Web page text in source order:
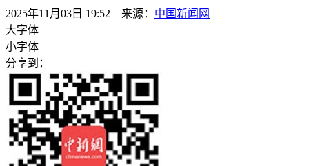
2025年11月03日 19:52 来源： 中国新闻网
大字体
小字体
分享到：